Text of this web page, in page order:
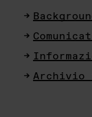
Archivio